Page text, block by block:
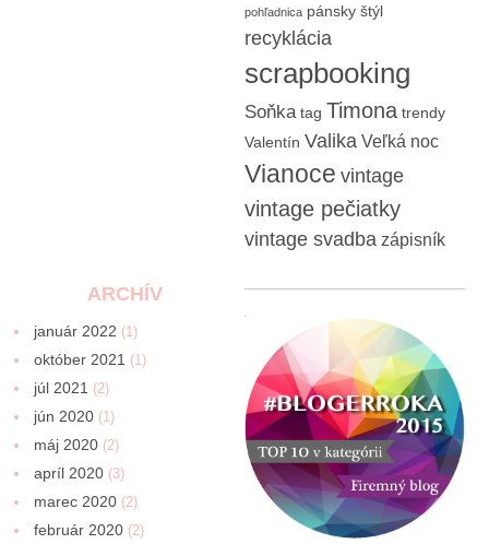
pohľadnica pánsky štýl
recyklácia
scrapbooking
Soňka tag Timona trendy
Valentín Valika Veľká noc
Vianoce vintage
vintage pečiatky
vintage svadba zápisník
ARCHÍV
január 2022 (1)
október 2021 (1)
júl 2021 (2)
jún 2020 (1)
máj 2020 (2)
apríl 2020 (3)
marec 2020 (2)
február 2020 (2)